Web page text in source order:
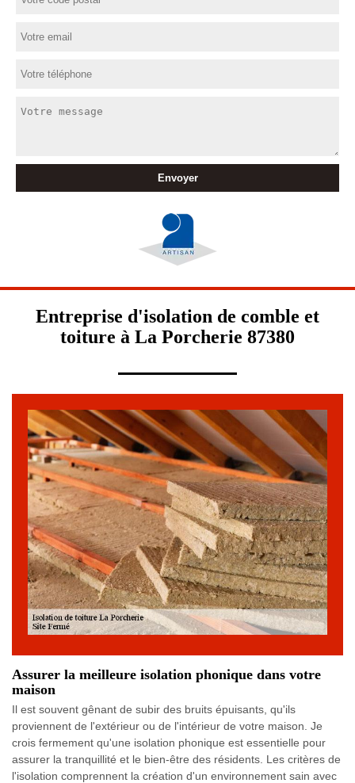
Entreprise d'isolation de comble et
toiture à La Porcherie 87380
Assurer la meilleure isolation phonique dans votre
maison
Il est souvent gênant de subir des bruits épuisants, qu'ils
proviennent de l'extérieur ou de l'intérieur de votre maison. Je
crois fermement qu'une isolation phonique est essentielle pour
assurer la tranquillité et le bien-être des résidents. Les critères de
l'isolation comprennent la création d'un environnement sain avec